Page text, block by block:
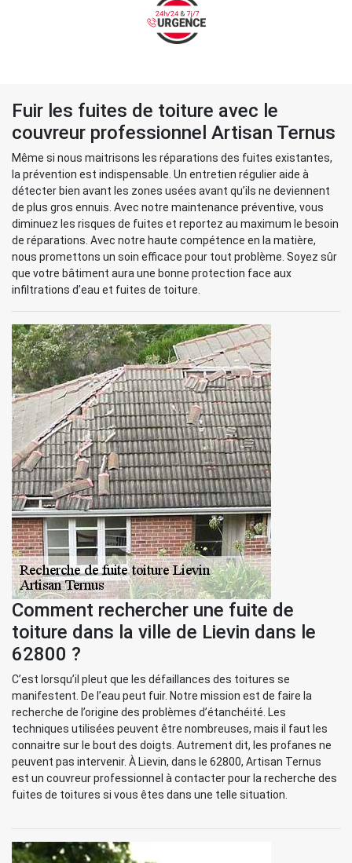
Fuir les fuites de toiture avec le
couvreur professionnel Artisan Ternus
Même si nous maitrisons les réparations des fuites existantes,
la prévention est indispensable. Un entretien régulier aide à
détecter bien avant les zones usées avant qu’ils ne deviennent
de plus gros ennuis. Avec notre maintenance préventive, vous
diminuez les risques de fuites et reportez au maximum le besoin
de réparations. Avec notre haute compétence en la matière,
nous promettons un soin efficace pour tout problème. Soyez sûr
que votre bâtiment aura une bonne protection face aux
infiltrations d’eau et fuites de toiture.
Comment rechercher une fuite de
toiture dans la ville de Lievin dans le
62800 ?
C’est lorsqu’il pleut que les défaillances des toitures se
manifestent. De l’eau peut fuir. Notre mission est de faire la
recherche de l’origine des problèmes d’étanchéité. Les
techniques utilisées peuvent être nombreuses, mais il faut les
connaitre sur le bout des doigts. Autrement dit, les profanes ne
peuvent pas intervenir. À Lievin, dans le 62800, Artisan Ternus
est un couvreur professionnel à contacter pour la recherche des
fuites de toitures si vous êtes dans une telle situation.